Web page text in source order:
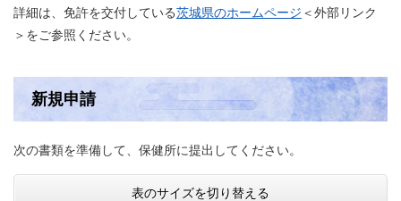
詳細は、免許を交付している茨城県のホームページ ＜外部リンク
＞ をご参照ください。
新規申請
次の書類を準備して、保健所に提出してください。
表のサイズを切り替える